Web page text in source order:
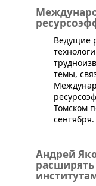
​Ведущие
темы,
Томском
сентября.
Андрей
расширять